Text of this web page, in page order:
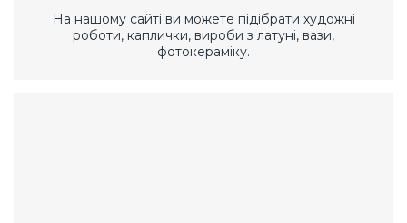
На нашому сайті ви можете підібрати художні
роботи, каплички, вироби з латуні, вази,
фотокераміку.